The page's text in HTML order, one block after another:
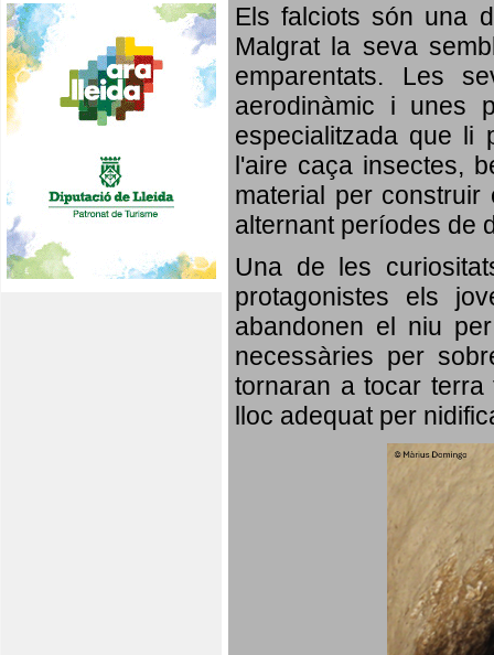
Els falciots són una
Malgrat la seva
emparentats. Les
aerodinàmic i unes
especialitzada que li
l'aire caça insectes,
material per
alternant períodes de
Una de les
protagonistes els
abandonen el niu
necessàries per
tornaran a tocar
lloc adequat per